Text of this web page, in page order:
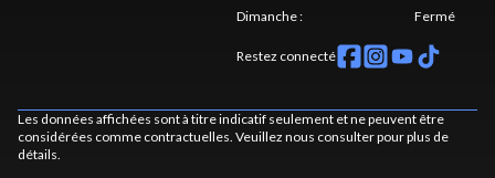
Dimanche: Fermé
Restez connecté
Les données affichées sont à titre indicatif seulement et ne peuvent être
considérées comme contractuelles. Veuillez nous consulter pour plus de
détails.